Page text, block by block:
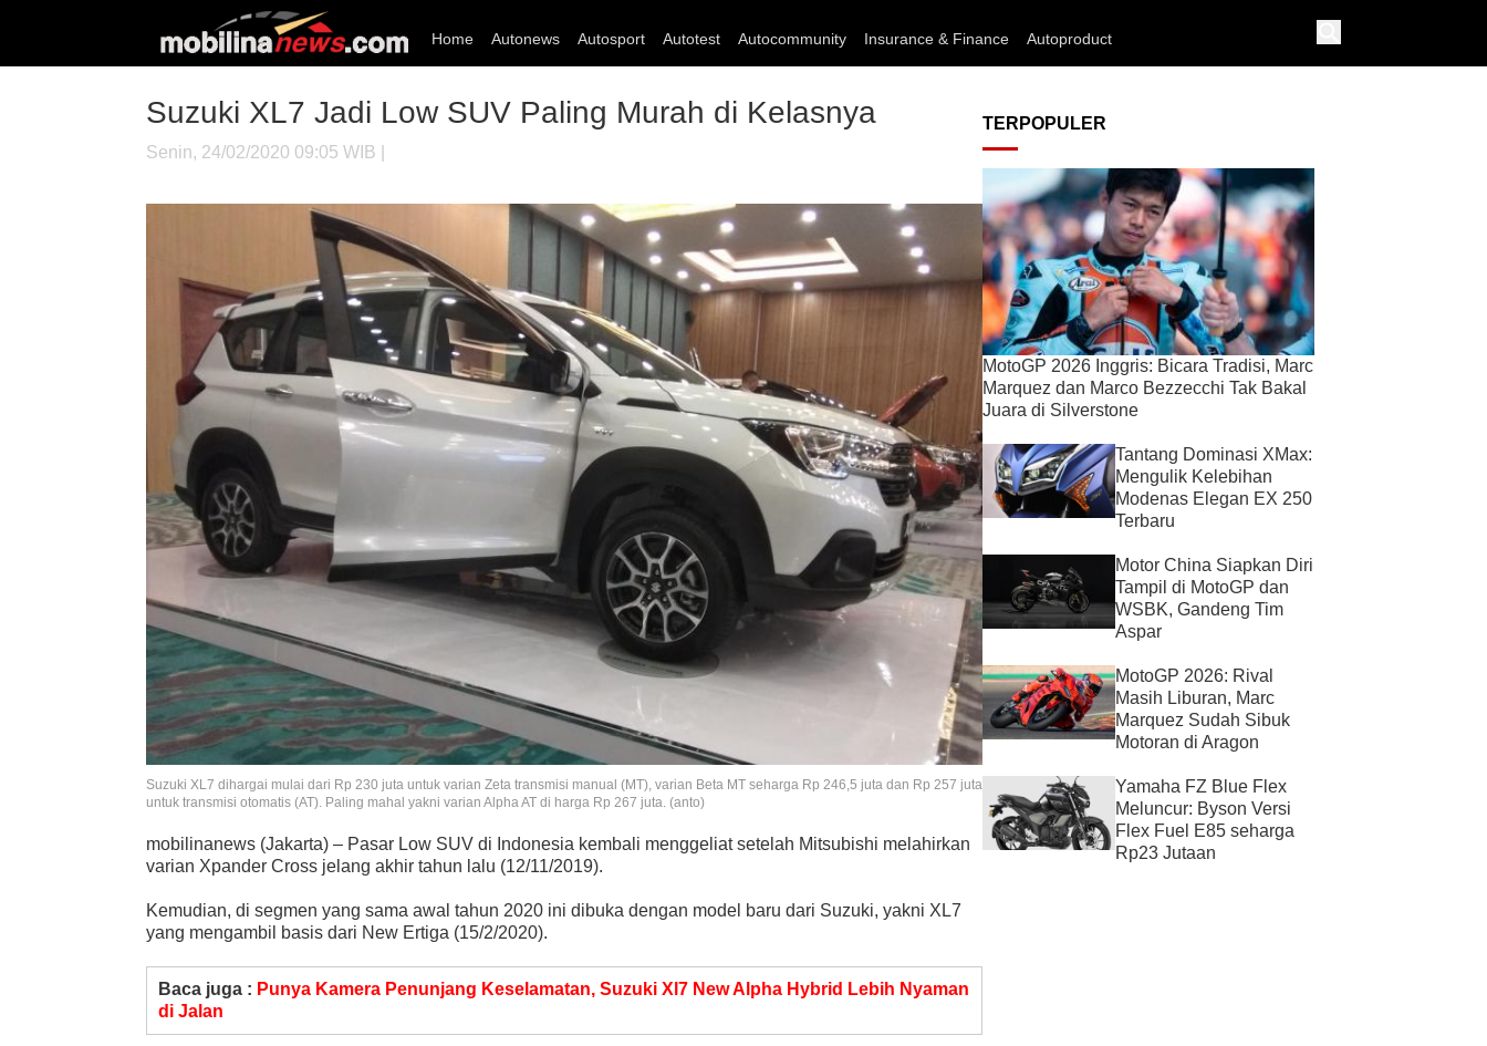
Home Autonews Autosport Autotest Autocommunity Insurance & Finance Autoproduct
Suzuki XL7 Jadi Low SUV Paling Murah di Kelasnya
Senin, 24/02/2020 09:05 WIB |
Suzuki XL7 dihargai mulai dari Rp 230 juta untuk varian Zeta transmisi manual (MT), varian Beta MT seharga Rp 246,5 juta dan Rp 257 juta
untuk transmisi otomatis (AT). Paling mahal yakni varian Alpha AT di harga Rp 267 juta. (anto)
mobilinanews (Jakarta) – Pasar Low SUV di Indonesia kembali menggeliat setelah Mitsubishi melahirkan
varian Xpander Cross jelang akhir tahun lalu (12/11/2019).
Kemudian, di segmen yang sama awal tahun 2020 ini dibuka dengan model baru dari Suzuki, yakni XL7
yang mengambil basis dari New Ertiga (15/2/2020).
Baca juga : Punya Kamera Penunjang Keselamatan, Suzuki Xl7 New Alpha Hybrid Lebih Nyaman
di Jalan
TERPOPULER
MotoGP 2026 Inggris: Bicara Tradisi, Marc
Marquez dan Marco Bezzecchi Tak Bakal
Juara di Silverstone
Tantang Dominasi XMax:
Mengulik Kelebihan
Modenas Elegan EX 250
Terbaru
Motor China Siapkan Diri
Tampil di MotoGP dan
WSBK, Gandeng Tim
Aspar
MotoGP 2026: Rival
Masih Liburan, Marc
Marquez Sudah Sibuk
Motoran di Aragon
Yamaha FZ Blue Flex
Meluncur: Byson Versi
Flex Fuel E85 seharga
Rp23 Jutaan